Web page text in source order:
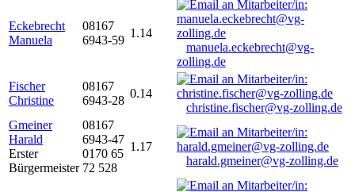
Eckebrecht
Manuela
08167
6943-59
1.14
manuela.eckebrecht@vg-
zolling.de
Fischer
Christine
08167
6943-28
0.14
christine.fischer@vg-zolling.de
Gmeiner
Harald
Erster
Bürgermeister
08167
6943-47
0170 65
72 528
1.17
harald.gmeiner@vg-zolling.de